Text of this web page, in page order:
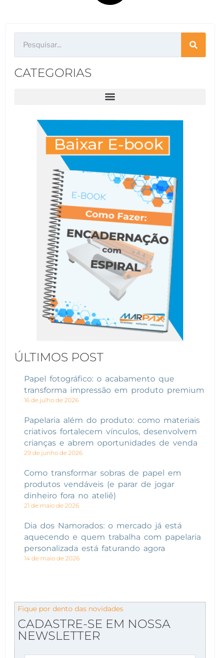
CATEGORIAS
ÚLTIMOS POST
Papel fotográfico: o acabamento que
transforma impressão em produto premium
16 de julho de 2026
Papelaria além do produto: como materiais
criativos fortalecem vínculos, desenvolvem
crianças e abrem oportunidades de venda
29 de junho de 2026
Como transformar sobras de papel em
produtos vendáveis (e parar de jogar
dinheiro fora no ateliê)
21 de maio de 2026
Dia dos Namorados: o mercado já está
aquecendo e quem trabalha com papelaria
personalizada está faturando agora
14 de maio de 2026
Fique por dento das novidades
CADASTRE-SE EM NOSSA
NEWSLETTER